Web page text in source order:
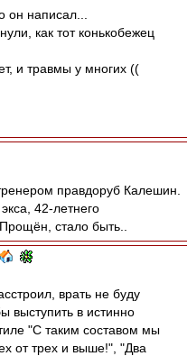
он написал...
как тот конькобежец
и травмы у многих ((
правдоруб Калешин.
42-летнего
стало быть..
врать не буду
выступить в истинно
"С таким составом мы
от трех и выше!", "Два